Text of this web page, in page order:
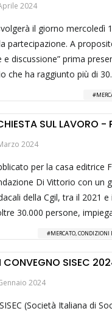
2024
il giorno mercoledì
partecipazione. A
discussione” prima
che ha raggiunto più di
SUL LAVORO -
2024
per la casa editrice
Di Vittorio con un
della Cgil, tra il 2021 e
30.000 persone,
MERCATO, CONDIZIONI
CONVEGNO SISEC
2024
(Società Italiana di